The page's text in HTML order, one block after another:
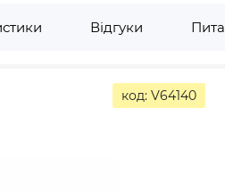
Відгуки
код: V64140